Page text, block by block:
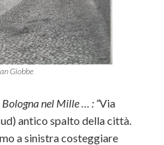
Giobbe
Bologna nel Mille … : “Via
antico spalto della città.
a sinistra costeggiare